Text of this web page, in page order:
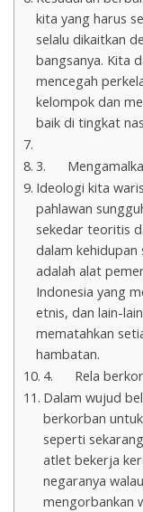
kita yang harus
selalu dikaitkan
bangsanya. Kita
mencegah
kelompok dan
baik di tingkat
3.
Ideologi kita
pahlawan
sekedar teoritis
dalam kehidupan
adalah alat
Indonesia yang
etnis, dan lain-
mematahkan
hambatan.
4. Rela
Dalam wujud
berkorban
seperti
atlet bekerja
negaranya
mengorbankan